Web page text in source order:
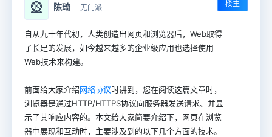
🎡 陈琦 无门派 楼主
自从九十年代初，人类创造出网页和浏览器后，Web取得
了长足的发展，如今越来越多的企业级应用也选择使用
Web技术来构建。
前面给大家介绍 网络协议时讲到，您在阅读这篇文章时，
浏览器是通过HTTP/HTTPS协议向服务器发送请求、并显
示了其响应内容的。本文给大家简要介绍下，网页在浏览
器中展现和互动时，主要涉及到的以下几个方面的技术。